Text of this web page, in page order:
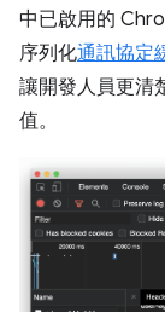
中已啟用的
序列化通訊協定
讓開發人員更清
值。